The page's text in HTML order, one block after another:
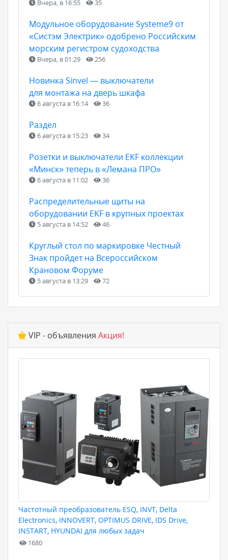
Вчера, в 16:55 35
Модульное оборудование Systeme9 от
«Систэм Электрик» одобрено Российским
морским регистром судоходства
Вчера, в 01:29 256
Новинка Sinvel — выключатели
для монтажа на дверь шкафа
6 августа в 16:14 36
Раздел
6 августа в 15:23 34
Розетки и выключатели EKF коллекции
«Минск» теперь в «Лемана ПРО»
6 августа в 11:02 36
Распределительные щиты на
оборудовании EKF в крупных проектах
5 августа в 14:52 46
Круглый стол по маркировке Честный
Знак пройдет на Всероссийском
Крановом Форуме
5 августа в 13:29 72
VIP - объявления Акция!
Частотный преобразователь ESQ, INVT, Delta
Electronics, INNOVERT, OPTIMUS DRIVE, IDS Drive,
INSTART, HYUNDAI для любых задач
1680